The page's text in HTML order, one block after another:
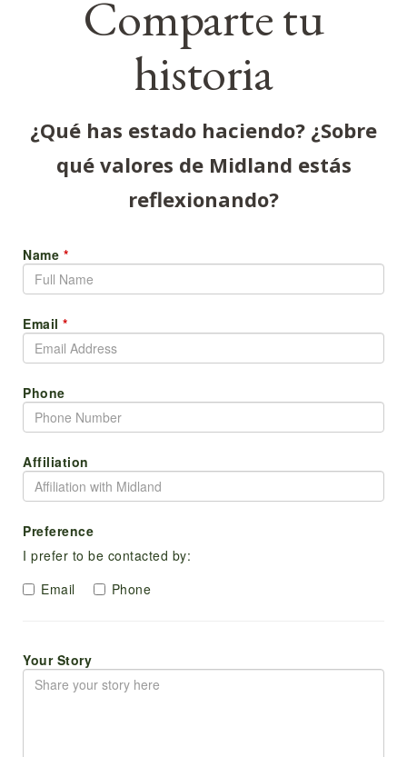
Comparte tu
historia
¿Qué has estado haciendo? ¿Sobre
qué valores de Midland estás
reflexionando?